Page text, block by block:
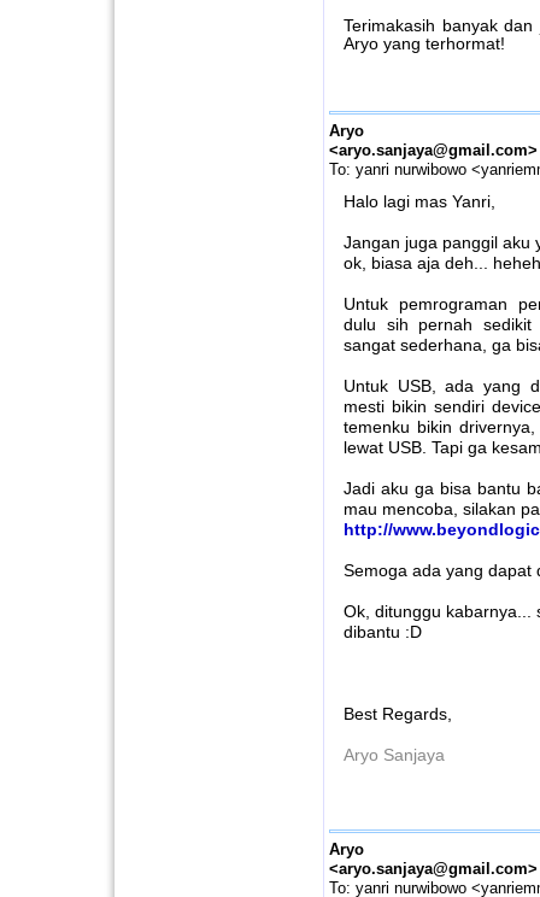
Terimakasih banyak
Aryo yang terhormat!
Aryo
<aryo.sanjaya@gmail.com>
To: yanri nurwibowo
Halo lagi mas Yanri,
Jangan juga panggil aku
ok, biasa aja deh...
Untuk pemrograman
dulu sih pernah sedikit
sangat sederhana, ga
Untuk USB, ada yang
mesti bikin sendiri
temenku bikin
lewat USB. Tapi ga
Jadi aku ga bisa bantu
mau mencoba, silakan
http://
Semoga ada yang dapat
Ok, ditunggu kabarnya...
dibantu :D
Best Regards,
Aryo Sanjaya
Aryo
<aryo.sanjaya@gmail.com>
To: yanri nurwibowo